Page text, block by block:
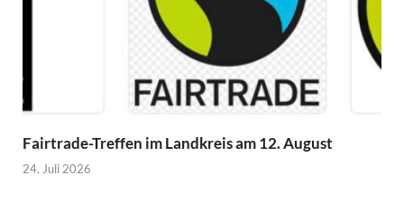
Fairtrade-Treffen im Landkreis am 12. August
24. Juli 2026